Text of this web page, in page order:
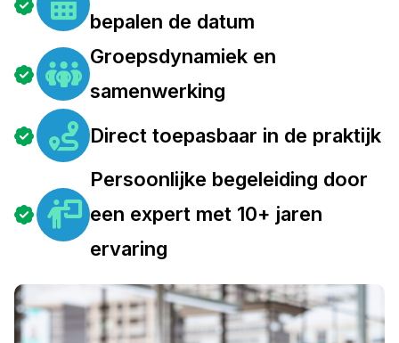
bepalen de datum
Groepsdynamiek en
samenwerking
Direct toepasbaar in de praktijk
Persoonlijke begeleiding door
een expert met 10+ jaren
ervaring